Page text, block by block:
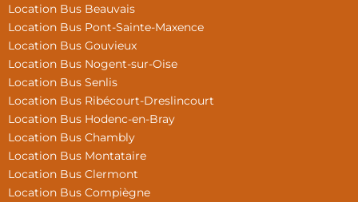
Location Bus Beauvais
Location Bus Pont-Sainte-Maxence
Location Bus Gouvieux
Location Bus Nogent-sur-Oise
Location Bus Senlis
Location Bus Ribécourt-Dreslincourt
Location Bus Hodenc-en-Bray
Location Bus Chambly
Location Bus Montataire
Location Bus Clermont
Location Bus Compiègne